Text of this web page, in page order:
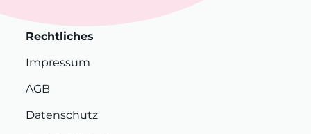
Rechtliches
Impressum
AGB
Datenschutz